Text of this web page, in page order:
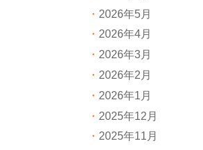
2026年5月
2026年4月
2026年3月
2026年2月
2026年1月
2025年12月
2025年11月